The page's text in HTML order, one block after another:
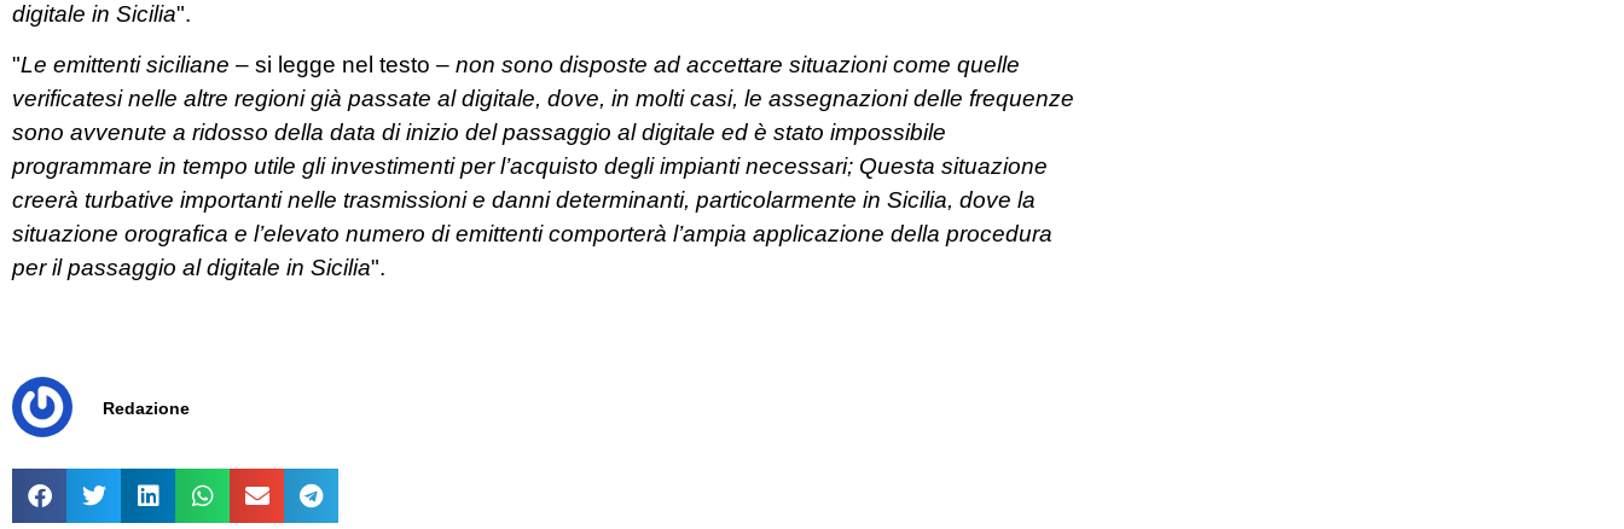
digitale in Sicilia".
"Le emittenti siciliane – si legge nel testo – non sono disposte ad accettare situazioni come quelle
verificatesi nelle altre regioni già passate al digitale, dove, in molti casi, le assegnazioni delle frequenze
sono avvenute a ridosso della data di inizio del passaggio al digitale ed è stato impossibile
programmare in tempo utile gli investimenti per l’acquisto degli impianti necessari; Questa situazione
creerà turbative importanti nelle trasmissioni e danni determinanti, particolarmente in Sicilia, dove la
situazione orografica e l’elevato numero di emittenti comporterà l’ampia applicazione della procedura
per il passaggio al digitale in Sicilia".
Redazione